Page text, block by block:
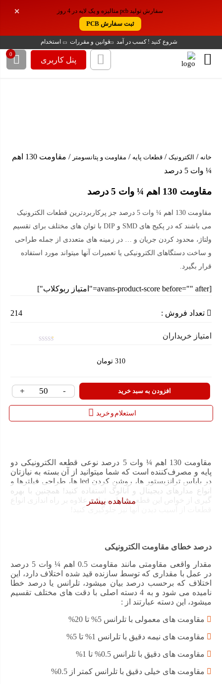
✕ سفارش تولید pcb متالیزه و یک لایه در 4 روز
ثبت سفارش PCB
شروع کنید ! کسب در آمد قوانین و مقررات استخدام
پنل کاربری
0
خانه / الکترونیک /قطعات پایه / مقاومت و پتانسومتر
/ مقاومت 130 اهم
¼ وات 5 درصد
مقاومت 130 اهم ¼ وات 5 درصد
مقاومت 130 اهم ¼ وات 5 درصد جز پرکاربردترین قطعات الکترونیک
می باشند که در پکیج های SMD و DIP با توان های مختلف برای تقسیم
ولتاژ، محدود کردن جریان و … در زمینه های متعددی از جمله طراحی
و ساخت دستگاهای الکترونیکی یا تعمیرات آنها میتواند مورد استفاده
قرار بگیرد.
[avans-product-score before="" after="امتیاز ربوکلاب"]
تعداد فروش : 214
امتیاز خریداران
-
مقاومت
130
درصد
عدد
+ افزودن به سبد خرید
310 تومان
استعلام و خرید
مقاومت 130 اهم ¼ وات 5 درصد نوعی قطعه الکترونیکی دو
پایه و مصرف‌کننده است که شما میتوانید از آن بسته به نیازتان
در بایاس ترانزیستور ها، روشن کردن led ها، طراحی فیلترها و
انواع مدارهای دیجیتال و آنالوگ استفاده کنید! همچنین با بهره
گیری از خواص این قطعه شما میتوانید علاوه بر راه اندازی انواع
کاربرد مقاومت 130 اهم ¼ وات 5 درصد
مشاهده بیشتر
درصد خطای مقاومت الکترونیکی
مقدار واقعی مقاومتی مانند مقاومت 0.5 اهم ¼ وات 5 درصد
در عمل با مقداری که توسط سازنده قید شده اختلاف دارد، این
اختلاف که برحسب درصد بیان میشود، تلرانس یا درصد خطا
نامیده می شود و به 4 دسته اصلی با دقت های مختلف تقسیم
میشود، این دسته عبارتند از :
مقاومت های معمولی با تلرانس 5% تا 20%
مقاومت های نیمه دقیق با تلرانس 1% تا 5%
مقاومت های دقیق با تلرانس 0.5% تا 1%
مقاومت های خیلی دقیق با تلرانس کمتر از 0.5%
. اما موجودی این کالا در انبار ما، بیش از این تعداد
است. برای سفارش تعداد بیشتر باشماره زیر
تماس بگیرد!